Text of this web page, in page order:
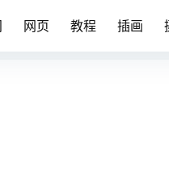
网页 教程 插画